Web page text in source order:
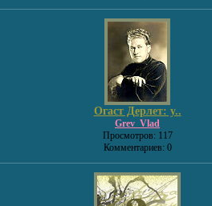
Огаст Дерлет: у..
Grev_Vlad
Просмотров: 117
Комментариев: 0